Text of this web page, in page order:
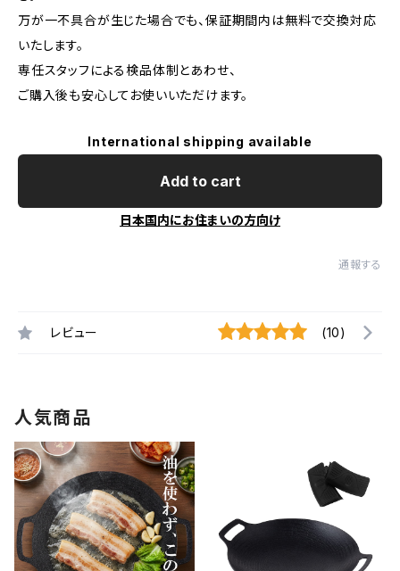
万が一不具合が生じた場合でも、保証期間内は無料で交換対応
いたします。
専任スタッフによる検品体制とあわせ、
ご購入後も安心してお使いいただけます。
International shipping available
Add to cart
日本国内にお住まいの方向け
通報する
レビュー (10)
人気商品